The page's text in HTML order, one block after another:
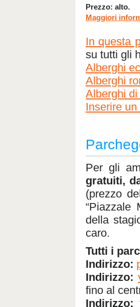
Prezzo: alto.
Maggiori
In questa
su tutti gli
Alberghi
Alberghi
Alberghi
Inserire
Per gli
gratuiti,
(prezzo
“Piazzale
della
caro.
Tutti i
Indirizzo:
Indirizzo:
fino al
Indirizzo: